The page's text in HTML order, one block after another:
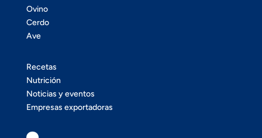
Ovino
Cerdo
Ave
Recetas
Nutrición
Noticias y eventos
Empresas exportadoras